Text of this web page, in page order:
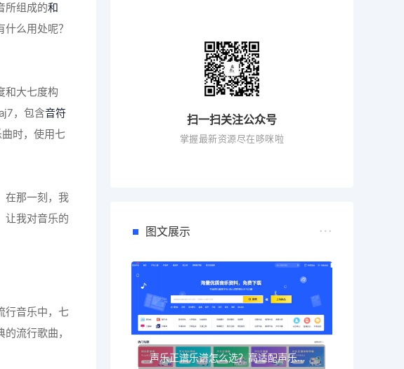
所组成的和
么用处呢？
和大七度构
，包含音符
时，使用七
在那一刻，我
让我对音乐的
行音乐中，七
流行歌曲，
扫一扫关注公众号
掌握最新资源尽在哆咪啦
图文展示
声乐正谱乐谱怎么选？高适配声乐正谱钢琴伴奏资源推荐